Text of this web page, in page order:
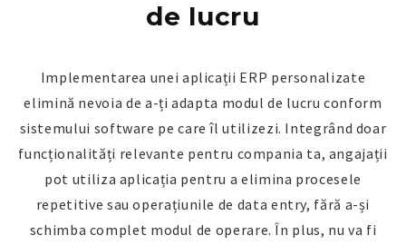
de lucru
Implementarea unei aplicații ERP personalizate
elimină nevoia de a-ți adapta modul de lucru conform
sistemului software pe care îl utilizezi. Integrând doar
funcționalități relevante pentru compania ta, angajații
pot utiliza aplicația pentru a elimina procesele
repetitive sau operațiunile de data entry, fără a-și
schimba complet modul de operare. În plus, nu va fi